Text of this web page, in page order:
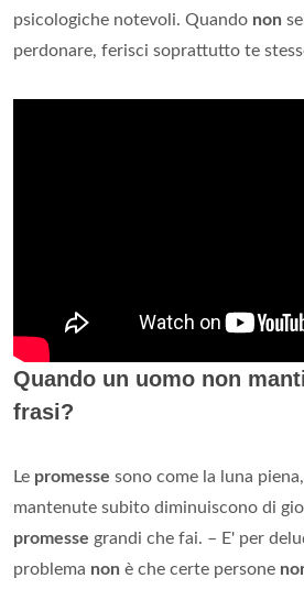
psicologiche notevoli. Quando non
perdonare, ferisci soprattutto te
Quando un uomo non
frasi?
Le promesse sono come la luna piena,
mantenute subito diminuiscono di
promesse grandi che fai. – E' per
problema non è che certe persone